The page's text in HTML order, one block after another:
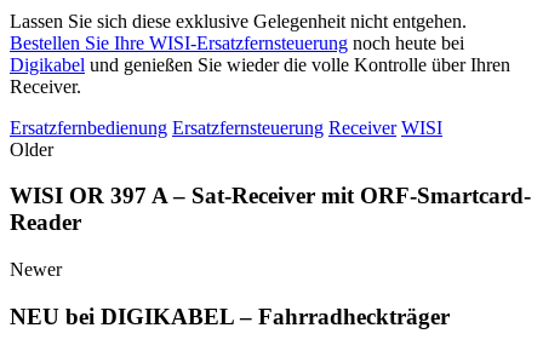
Lassen Sie sich diese exklusive Gelegenheit nicht entgehen.
Bestellen Sie Ihre WISI-Ersatzfernsteuerung noch heute bei
Digikabel und genießen Sie wieder die volle Kontrolle über Ihren
Receiver.
Ersatzfernbedienung Ersatzfernsteuerung Receiver WISI
Older
WISI OR 397 A – Sat-Receiver mit ORF-Smartcard-
Reader
Newer
NEU bei DIGIKABEL – Fahrradheckträger